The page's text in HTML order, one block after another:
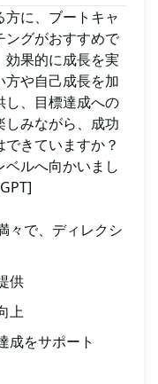
に、ブートキャ
ングがおすすめで
果的に成長を実
や自己成長を加
し、目標達成への
みながら、成功
きていますか？
ルへ向かいまし
々で、ディレクシ
供
上
成をサポート